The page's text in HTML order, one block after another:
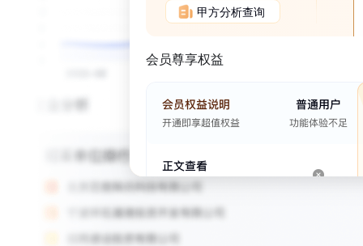
甲方分析查询
会员尊享权益